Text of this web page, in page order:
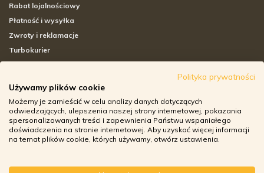
Rabat lojalnościowy
Płatność i wysyłka
Zwroty i reklamacje
Turbokurier
Adresy sklepów stacjonarnych
Godziny otwarcia sklepów
Aplikacja zoozone.pl
Zwroty i reklamacje
Polityka prywatności
Używamy plików cookie
Możemy je zamieścić w celu analizy danych dotyczących
odwiedzających, ulepszenia naszej strony internetowej, pokazania
spersonalizowanych treści i zapewnienia Państwu wspaniałego
doświadczenia na stronie internetowej. Aby uzyskać więcej informacji
na temat plików cookie, których używamy, otwórz ustawienia.